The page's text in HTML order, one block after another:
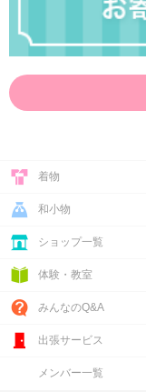
着物
和小物
ショップ一覧
体験・教室
みんなのQ&A
出張サービス
メンバー一覧